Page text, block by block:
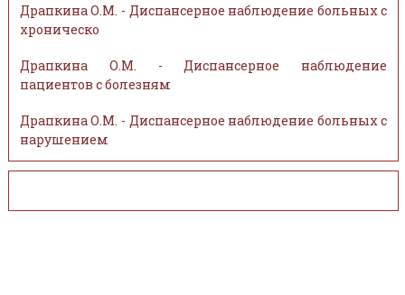
Драпкина О.М. - Диспансерное наблюдение больных с
хроническо
Драпкина О.М. - Диспансерное наблюдение
пациентов с болезням
Драпкина О.М. - Диспансерное наблюдение больных с
нарушением